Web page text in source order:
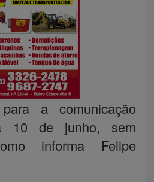
a comunicação
10 de junho, sem
informa Felipe